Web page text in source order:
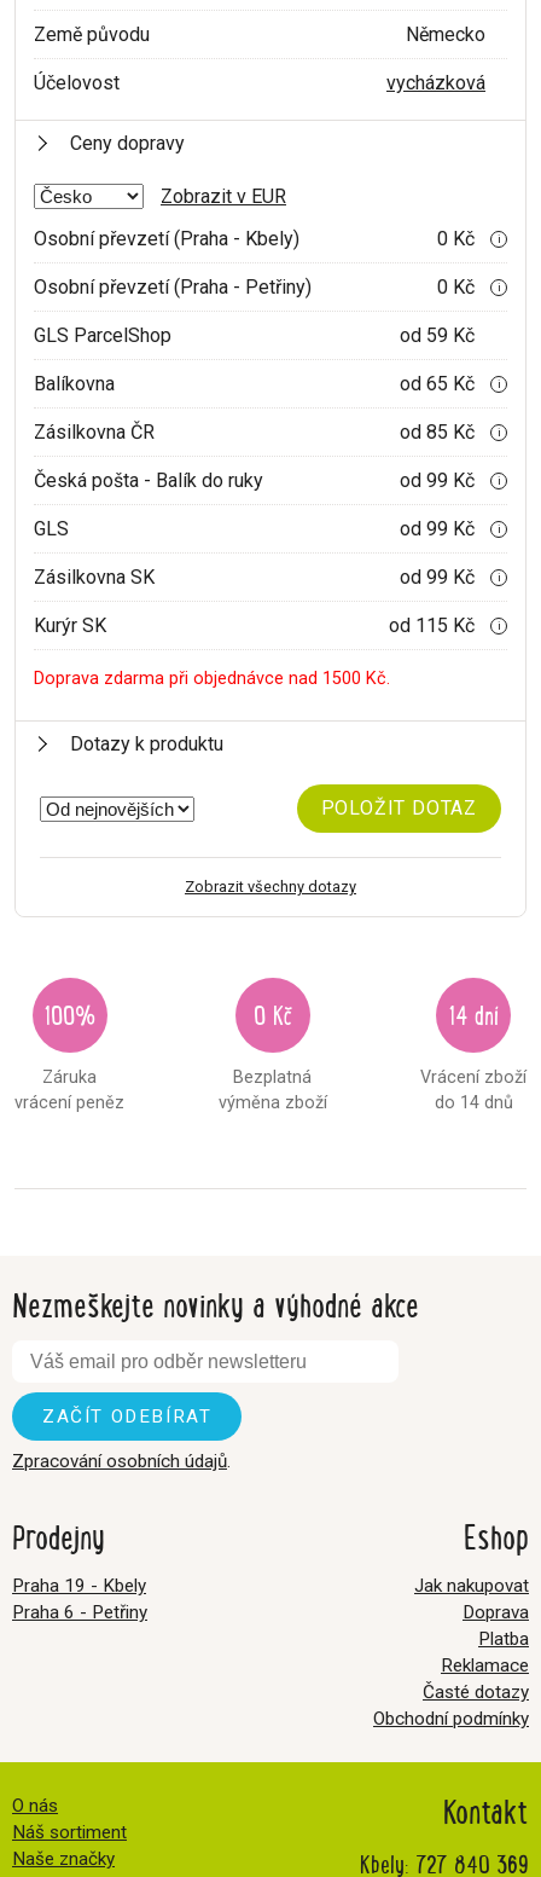
Země původu Německo
Účelovost vycházková
Ceny dopravy
Zobrazit v EUR
Osobní převzetí (Praha - Kbely)
0 Kč i
Osobní převzetí (Praha - Petřiny) 0 Kč i
GLS ParcelShop od 59 Kč
Balíkovna od 65 Kč i
Zásilkovna ČR od 85 Kč i
Česká pošta - Balík do ruky od 99 Kč i
GLS od 99 Kč i
Zásilkovna SK od 99 Kč i
Kurýr SK od 115 Kč i
Doprava zdarma při objednávce nad 1500 Kč.
Dotazy k produktu
POLOŽIT DOTAZ
Zobrazit všechny dotazy
100%
Záruka
vrácení peněz
0 Kč
Bezplatná
výměna zboží
14 dní
Vrácení zboží
do 14 dnů
Nezmeškejte novinky a výhodné akce
Zpracování osobních údajů.
Prodejny
Praha 19 - Kbely
Praha 6 - Petřiny
Kontakt
Kbely: 727 840 369
Eshop
Jak nakupovat
Doprava
Platba
Reklamace
Časté dotazy
Obchodní podmínky
O nás
Náš sortiment
Naše značky